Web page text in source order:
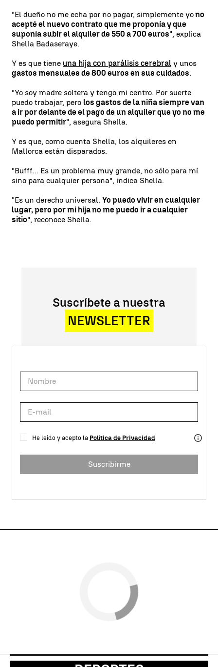
"El dueño no me echa por no pagar, simplemente yono
acepté el nuevo contrato que me proponía y que
suponía subir el alquiler de 550 a 700 euros", explica
Shella Badaseraye.
Y es que tiene una hija con parálisis cerebral y unos
gastos mensuales de 800 euros en sus cuidados.
"Yo soy madre soltera y tengo mi centro. Por suerte
puedo trabajar, pero los gastos de la niña siempre van
a ir por delante de el pago de un alquiler que yo no me
puedo permitir", asegura Shella.
Y es que, como cuenta Shella, los alquileres en
Mallorca están disparados.
"Bufff... Es un problema muy grande, no sólo para mí
sino para cualquier persona", indica Shella.
"Es un derecho universal. Yo puedo vivir en cualquier
lugar, pero por mi hija no me puedo ir a cualquier
sitio", reconoce Shella.
Suscríbete a nuestra
NEWSLETTER
He leído y acepto la Política de Privacidad
Suscribirme